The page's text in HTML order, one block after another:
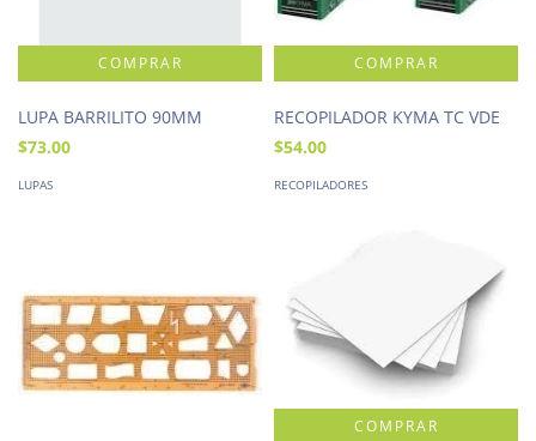
LUPA BARRILITO 90MM
$73.00
LUPAS
RECOPILADOR KYMA TC VDE
$54.00
RECOPILADORES